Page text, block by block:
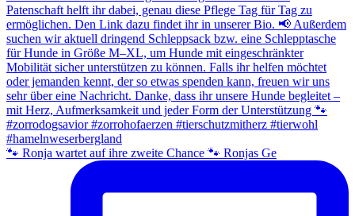
🐾 Ronja wartet auf ihre zweite Chance 🐾 Ronjas Ge